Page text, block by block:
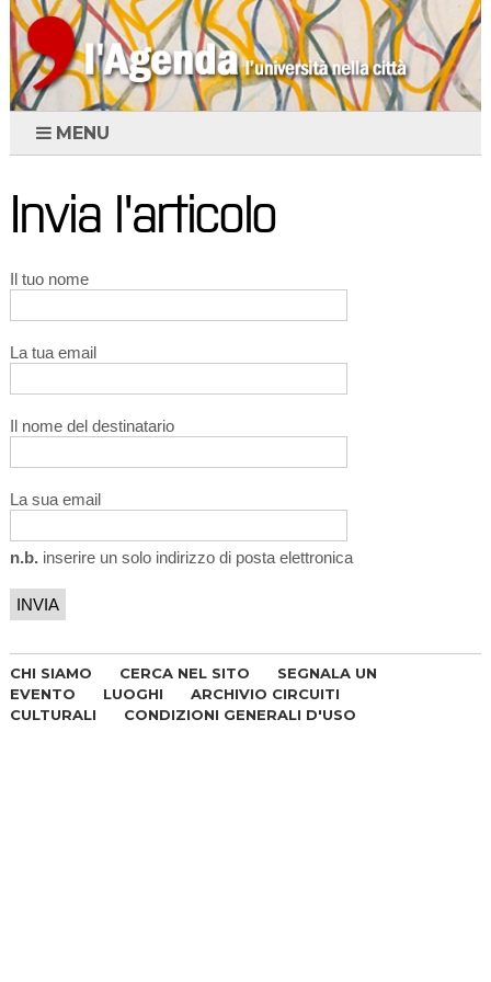
MENU
Invia l'articolo
Il tuo nome
La tua email
Il nome del destinatario
La sua email
n.b.inserire un solo indirizzo di posta elettronica
CHI SIAMO CERCA NEL SITO
SEGNALA UN
EVENTO
LUOGHI
ARCHIVIO CIRCUITI
CULTURALI
CONDIZIONI GENERALI D'USO